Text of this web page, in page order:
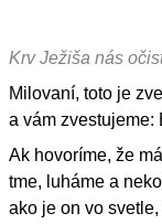
Krv Ježiša nás
Milovaní, toto je
a vám zvestujeme:
Ak hovoríme, že
tme, luháme a
ako je on vo